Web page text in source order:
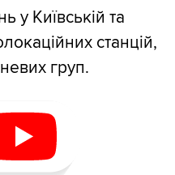
у Київській та
станцій,
груп.